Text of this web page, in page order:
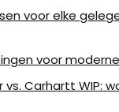
voor elke
voor
Carhartt WIP: